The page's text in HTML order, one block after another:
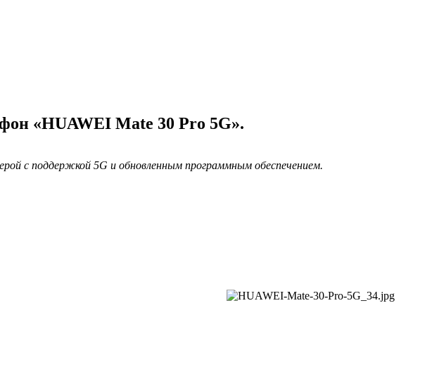
«HUAWEI Mate 30 Pro 5G».
с поддержкой 5G и обновленным программным обеспечением.